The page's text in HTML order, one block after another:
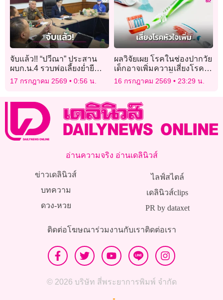
จับแล้ว!! “ปวีณา” ประสาน
ผบก.น.4 รวบพ่อเลี้ยงย่ำยี
ลูกสาววัย 14 นาน 6 ปี ขู่ฆ่า
ยกครัว
17 กรกฎาคม 2569 0:56 น.
ผลวิจัยเผย โรคในช่องปากวัย
เด็กอาจเพิ่มความเสี่ยงโรค
หัวใจตอนโตสูงขึ้น 45%
16 กรกฎาคม 2569 23:29 น.
อ่านความจริง อ่านเดลินิวส์
ข่าวเดลินิวส์
บทความ
ดวง-หวย
ไลฟ์สไตล์
เดลินิวส์clips
PR by dataxet
ติดต่อโฆษณาร่วมงานกับเราติดต่อเรา
© 2026 บริษัท สี่พระยาการพิมพ์ จำกัด